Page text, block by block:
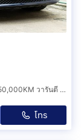
Benz V250d Business Plus จดทะเบียน 2021 มือเดียว 50,000KM วารันตี MBSP Extra Guarantee 7 ปี ไม่จำกัดระยะทางเหลือถึง 23-5-2028
โทร